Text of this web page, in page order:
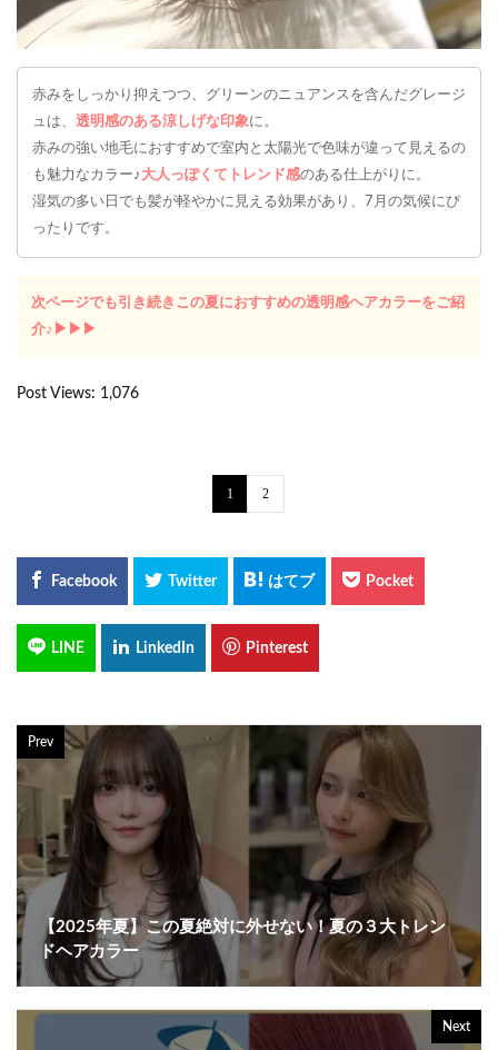
赤みをしっかり抑えつつ、グリーンのニュアンスを含んだグレージ
ュは、 透明感のある涼しげな印象に。
赤みの強い地毛におすすめで室内と太陽光で色味が違って見えるの
も魅力なカラー♪大人っぽくてトレンド感のある仕上がりに。
湿気の多い日でも髪が軽やかに見える効果があり、7月の気候にぴ
ったりです。
次ページでも引き続きこの夏におすすめの透明感ヘアカラーをご紹
介♪▶︎▶︎▶︎
Post Views: 1,076
1 2
Prev
【2025年夏】この夏絶対に外せない！夏の３大トレン
ドヘアカラー
Next